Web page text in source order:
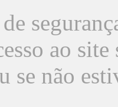
ao
se não